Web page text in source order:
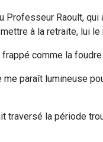
Raoult,
à la retraite, lui
comme la
paraît lumineuse
la période